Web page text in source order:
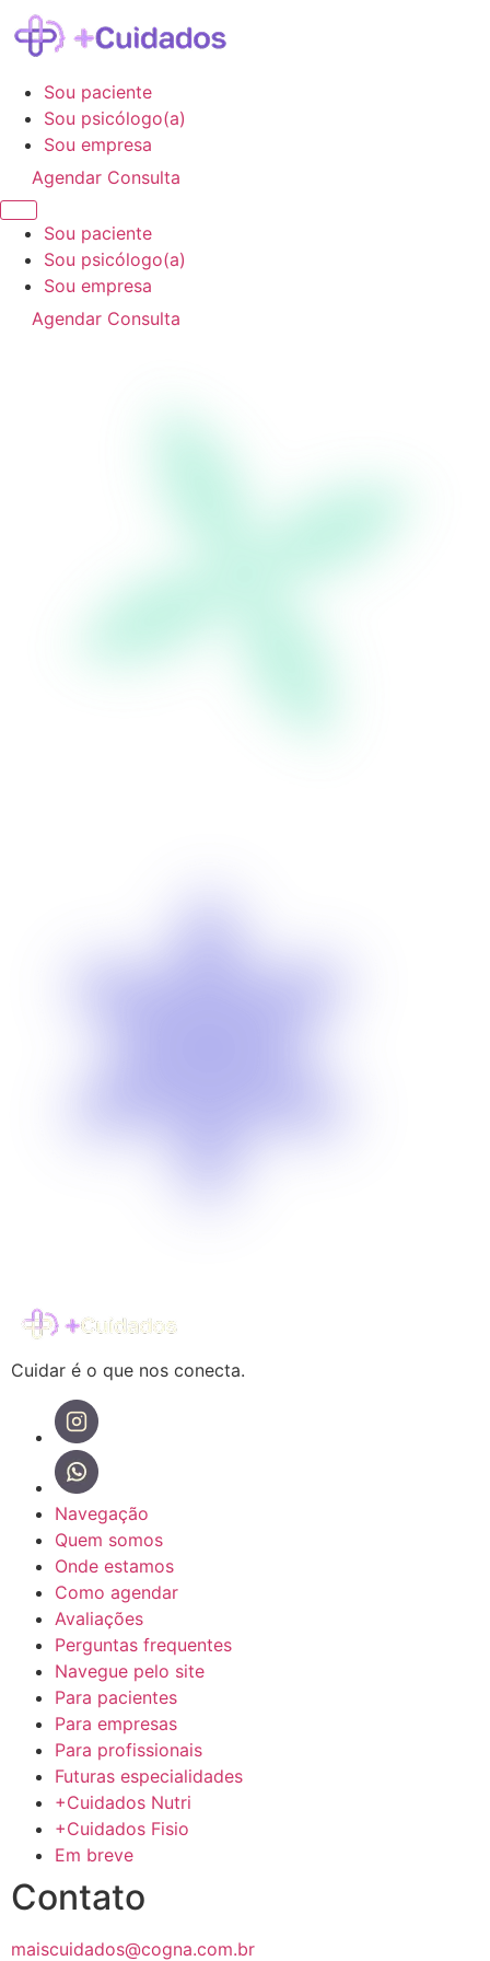
Sou paciente
Sou psicólogo(a)
Sou empresa
Agendar Consulta
Sou paciente
Sou psicólogo(a)
Sou empresa
Agendar Consulta
Cuidar é o que nos conecta.
Navegação
Quem somos
Onde estamos
Como agendar
Avaliações
Perguntas frequentes
Navegue pelo site
Para pacientes
Para empresas
Para profissionais
Futuras especialidades
+Cuidados Nutri
+Cuidados Fisio
Em breve
Contato
maiscuidados@cogna.com.br